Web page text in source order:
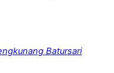
Batursari